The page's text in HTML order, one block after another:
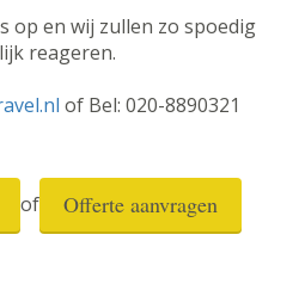
op en wij zullen zo spoedig
reageren.
of Bel: 020-8890321
of Offerte aanvragen